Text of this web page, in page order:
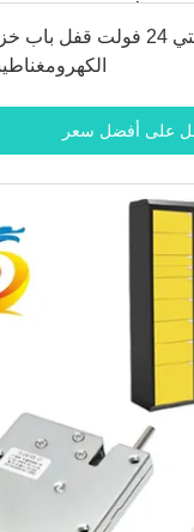
قفل الخزانة اللوجستي 24 فولت
على أفضل سعر